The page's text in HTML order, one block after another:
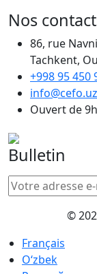
Nos
86, rue
Tachkent,
+998 95 450
info@cefo.uz
Ouvert de
Bulletin
©
Français
Oʻzbek